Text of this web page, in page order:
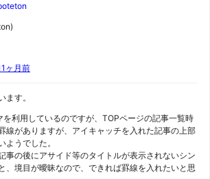
ヶ月前
ます。
利用しているのですが、TOPページの記事一覧時
線がありますが、アイキャッチを入れた記事の上部
ようでした。
事の後にアサイド等のタイトルが表示されないシン
、境目が曖昧なので、できれば罫線を入れたいと思